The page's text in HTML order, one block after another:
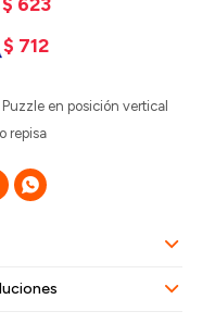
$ 712
en posición vertical
repisa
